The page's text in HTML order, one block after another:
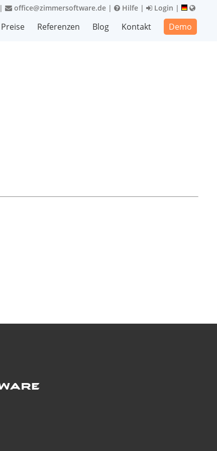
| office@zimmersoftware.de | Hilfe | Login |
Preise Referenzen Blog Kontakt Demo